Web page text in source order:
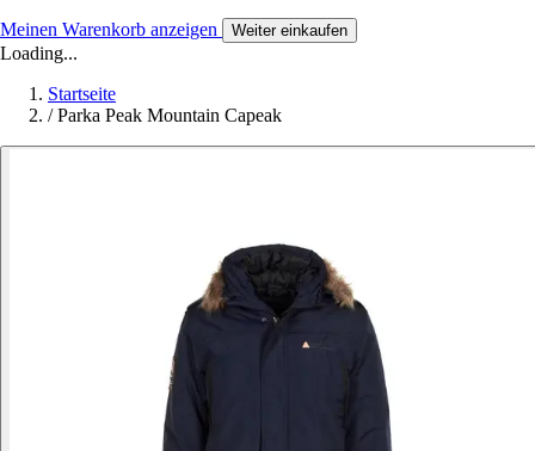
Meinen Warenkorb anzeigen Weiter einkaufen
Loading...
Startseite
/ Parka Peak Mountain Capeak